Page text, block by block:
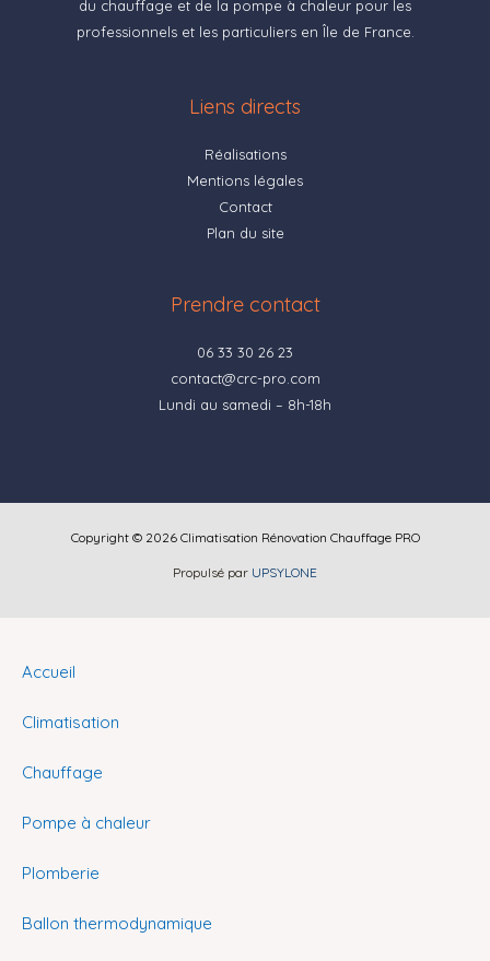
du chauffage et de la pompe à chaleur pour les
professionnels et les particuliers en Île de France.
Liens directs
Réalisations
Mentions légales
Contact
Plan du site
Prendre contact
06 33 30 26 23
contact@crc-pro.com
Lundi au samedi – 8h-18h
Copyright © 2026 Climatisation Rénovation Chauffage PRO
Propulsé par UPSYLONE
Accueil
Climatisation
Chauffage
Pompe à chaleur
Plomberie
Ballon thermodynamique